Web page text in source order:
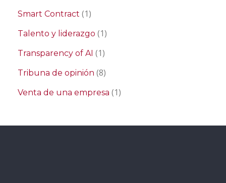
Smart Contract (1)
Talento y liderazgo (1)
Transparency of AI (1)
Tribuna de opinión (8)
Venta de una empresa (1)